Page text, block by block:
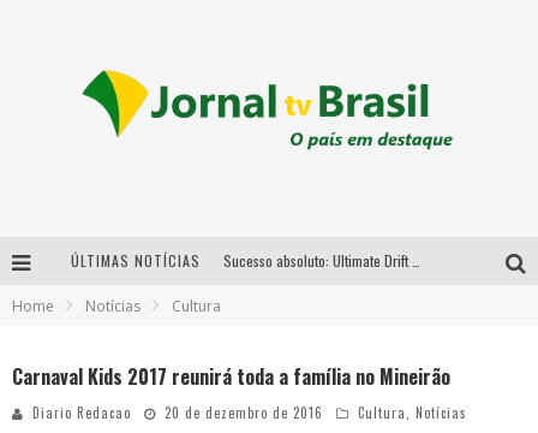
ÚLTIMAS NOTÍCIAS
Em abril, Boulevard Shopping BH realiza sorteio de TVs 4K
Home Notícias Cultura
Carnaval Kids 2017 reunirá toda a família no Mineirão
Diario Redacao 20 de dezembro de 2016 Cultura Notícias